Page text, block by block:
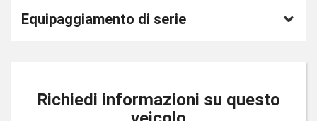
Equipaggiamento di serie
Richiedi informazioni su questo